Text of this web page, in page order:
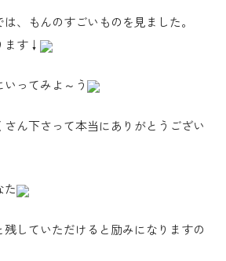
、もんのすごいものを見ました。
ます↓
ってみよ～う
ん下さって本当にありがとうござい
た
残していただけると励みになりますの